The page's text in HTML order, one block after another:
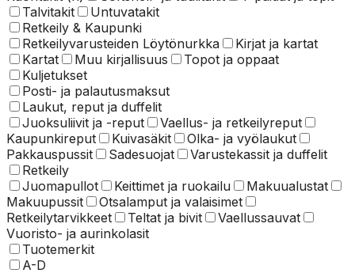
Talvitakit
Untuvatakit
Retkeily & Kaupunki
Retkeilyvarusteiden Löytönurkka
Kirjat ja kartat
Kartat
Muu kirjallisuus
Topot ja oppaat
Kuljetukset
Posti- ja palautusmaksut
Laukut, reput ja duffelit
Juoksuliivit ja -reput
Vaellus- ja retkeilyreput
Kaupunkireput
Kuivasäkit
Olka- ja vyölaukut
Pakkauspussit
Sadesuojat
Varustekassit ja duffelit
Retkeily
Juomapullot
Keittimet ja ruokailu
Makuualustat
Makuupussit
Otsalamput ja valaisimet
Retkeilytarvikkeet
Teltat ja bivit
Vaellussauvat
Vuoristo- ja aurinkolasit
Tuotemerkit
A-D